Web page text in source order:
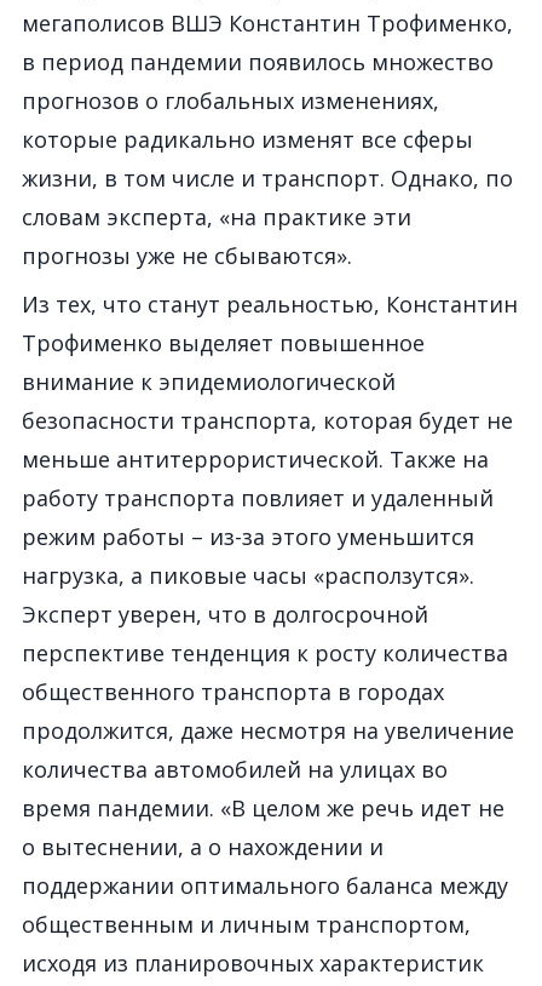
мегаполисов ВШЭ Константин Трофименко,
в период пандемии появилось множество
прогнозов о глобальных изменениях,
которые радикально изменят все сферы
жизни, в том числе и транспорт. Однако, по
словам эксперта, «на практике эти
прогнозы уже не сбываются».
Из тех, что станут реальностью, Константин
Трофименко выделяет повышенное
внимание к эпидемиологической
безопасности транспорта, которая будет не
меньше антитеррористической. Также на
работу транспорта повлияет и удаленный
режим работы – из-за этого уменьшится
нагрузка, а пиковые часы «расползутся».
Эксперт уверен, что в долгосрочной
перспективе тенденция к росту количества
общественного транспорта в городах
продолжится, даже несмотря на увеличение
количества автомобилей на улицах во
время пандемии. «В целом же речь идет не
о вытеснении, а о нахождении и
поддержании оптимального баланса между
общественным и личным транспортом,
исходя из планировочных характеристик